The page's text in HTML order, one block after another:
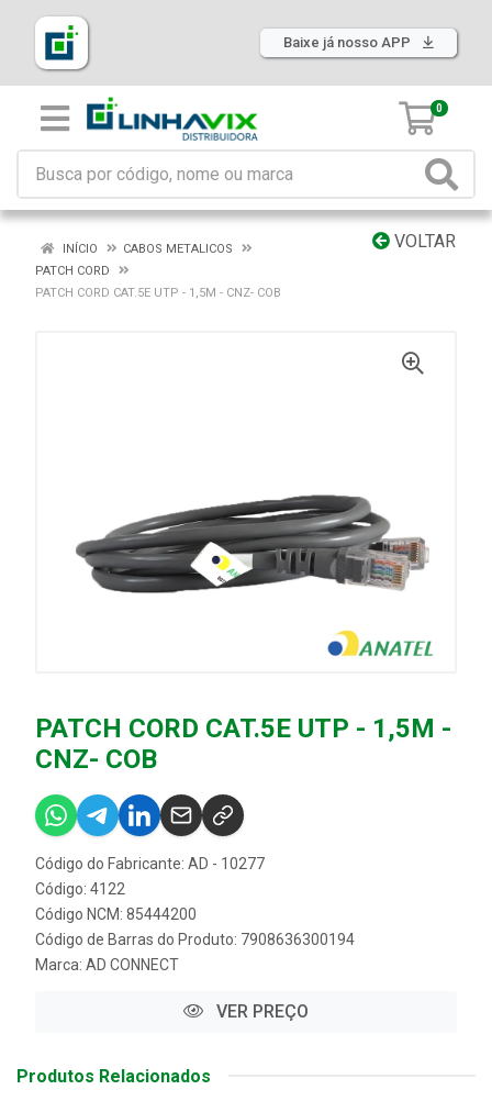
Baixe já nosso APP
0
VOLTAR
INÍCIO
CABOS METALICOS
PATCH CORD
PATCH CORD CAT.5E UTP - 1,5M - CNZ- COB
PATCH CORD CAT.5E UTP - 1,5M -
CNZ- COB
Código do Fabricante: AD - 10277
Código: 4122
Código NCM: 85444200
Código de Barras do Produto: 7908636300194
Marca: AD CONNECT
VER PREÇO
Produtos Relacionados